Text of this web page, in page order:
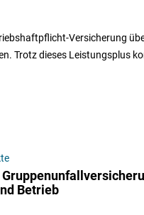
Versicherung
Trotz dieses Leistungsplus
Betrieb